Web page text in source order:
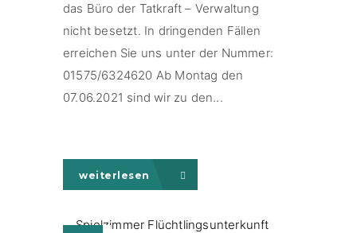
das Büro der Tatkraft – Verwaltung
nicht besetzt. In dringenden Fällen
erreichen Sie uns unter der Nummer:
01575/6324620 Ab Montag den
07.06.2021 sind wir zu den...
weiterlesen